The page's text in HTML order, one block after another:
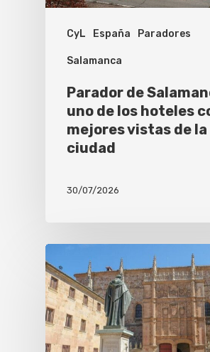
CyL España Paradores
Salamanca
Parador de
uno de los hoteles
mejores vistas de la
ciudad
30/07/2026